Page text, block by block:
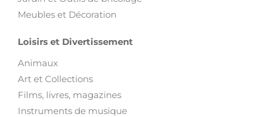
Meubles et Décoration
Loisirs et Divertissement
Animaux
Art et Collections
Films, livres, magazines
Instruments de musique